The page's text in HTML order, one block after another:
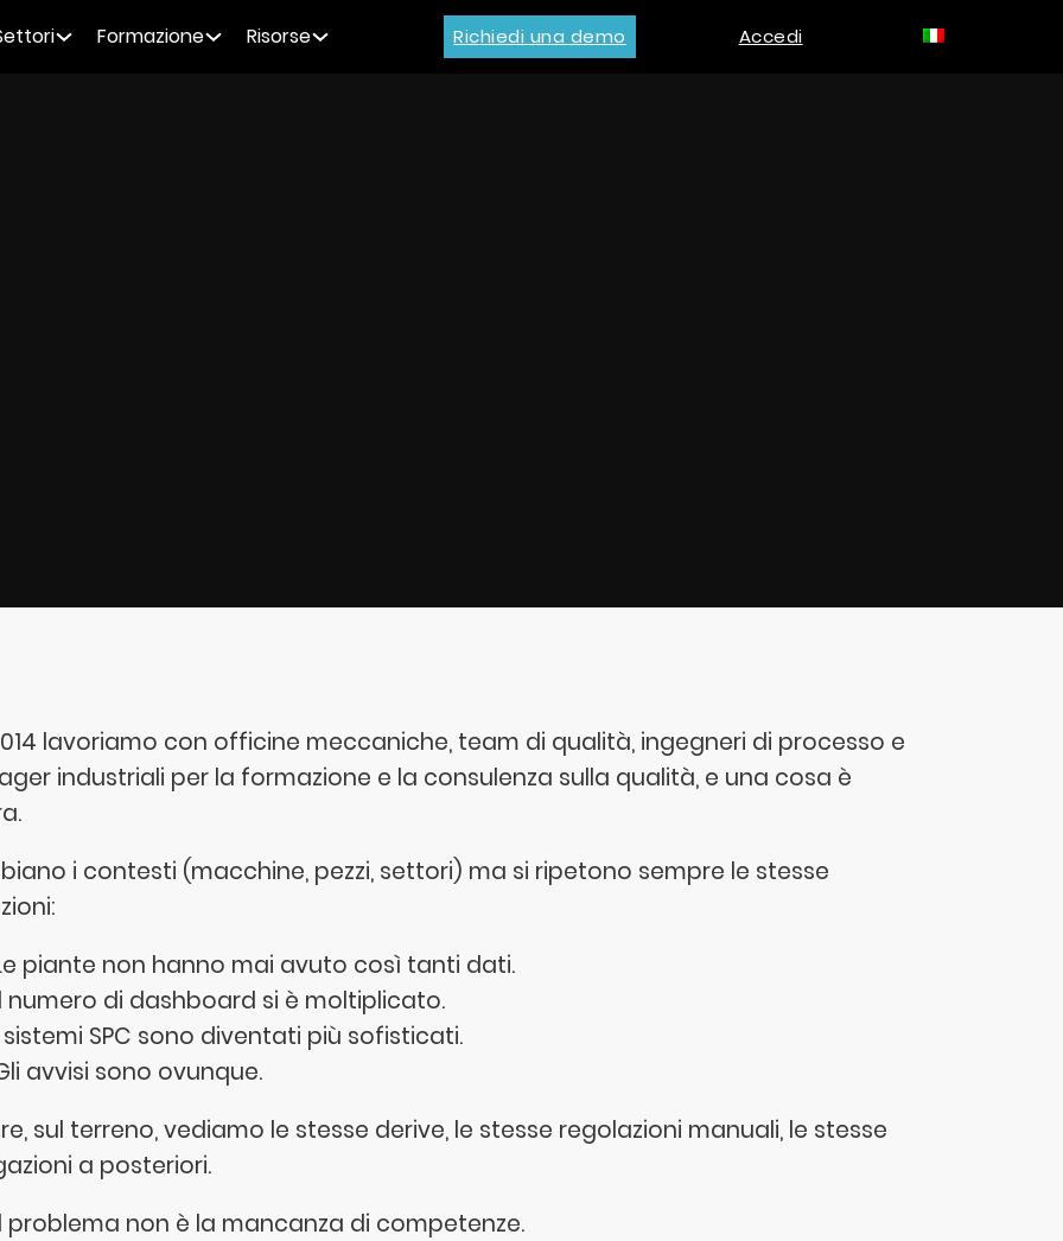
Formazione Risorse Richiedi una demo Accedi
lavoriamo con officine meccaniche, team di qualità, ingegneri di processo e
industriali per la formazione e la consulenza sulla qualità, e una cosa è
i contesti (macchine, pezzi, settori) ma si ripetono sempre le stesse
piante non hanno mai avuto così tanti dati.
numero di dashboard si è moltiplicato.
sistemi SPC sono diventati più sofisticati.
avvisi sono ovunque.
sul terreno, vediamo le stesse derive, le stesse regolazioni manuali, le stesse
a posteriori.
problema non è la mancanza di competenze.